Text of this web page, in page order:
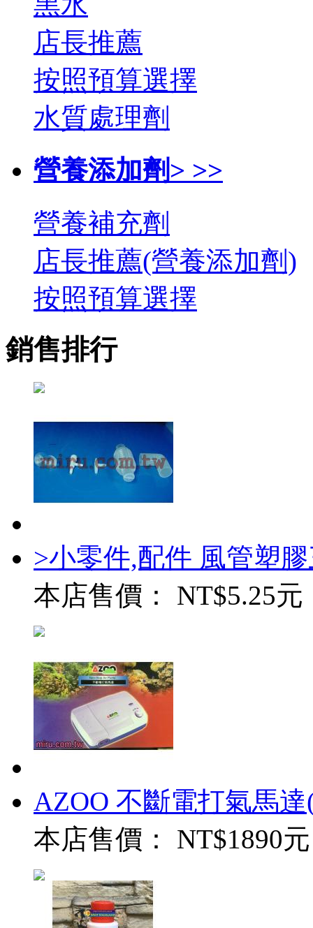
店長推薦
按照預算選擇
水質處理劑
營養添加劑> >>
營養補充劑
店長推薦(營養添加劑)
按照預算選擇
銷售排行
>小零件,配件 風管塑
本店售價： NT$5.25元
AZOO 不斷電打氣馬
本店售價： NT$1890元